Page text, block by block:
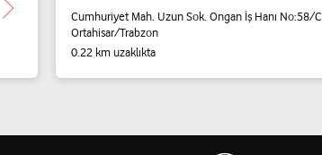
Cumhuriyet Mah. Uzun Sok. Ongan İş Hanı No:58/C
Ortahisar/Trabzon
0.22 km uzaklıkta